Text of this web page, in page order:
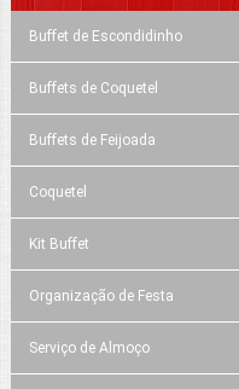
Buffet de Escondidinho
Buffets de Coquetel
Buffets de Feijoada
Coquetel
Kit Buffet
Organização de Festa
Serviço de Almoço